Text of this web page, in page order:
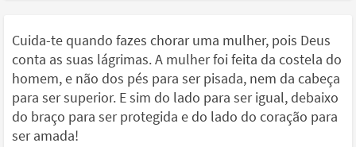
Cuida-te quando fazes chorar uma mulher, pois Deus
conta as suas lágrimas. A mulher foi feita da costela do
homem, e não dos pés para ser pisada, nem da cabeça
para ser superior. E sim do lado para ser igual, debaixo
do braço para ser protegida e do lado do coração para
ser amada!